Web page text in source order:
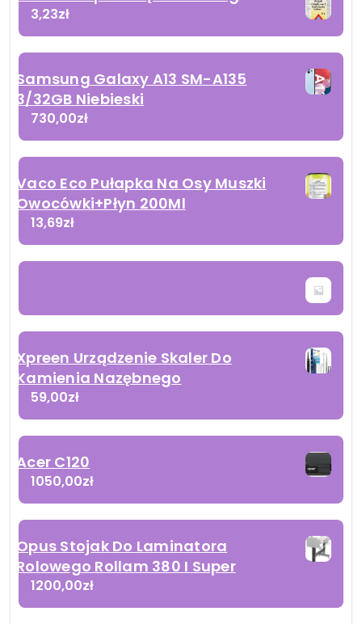
3,23zł
Samsung Galaxy A13 SM-A135
3/32GB Niebieski
730,00zł
Vaco Eco Pułapka Na Osy Muszki
Owocówki+Płyn 200Ml
13,69zł
Xpreen Urządzenie Skaler Do
Kamienia Nazębnego
59,00zł
Acer C120
1050,00zł
Opus Stojak Do Laminatora
Rolowego Rollam 380 I Super
1200,00zł